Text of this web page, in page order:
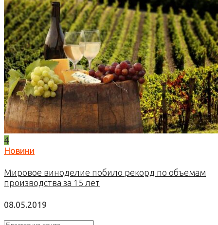
4
Новини
Мировое виноделие побило рекорд по объемам
производства за 15 лет
08.05.2019